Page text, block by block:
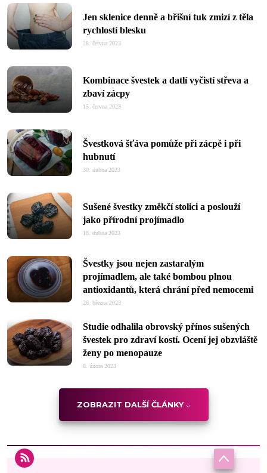
Jen sklenice denně a břišní tuk zmizí z těla
rychlostí blesku
28. června 2023
Kombinace švestek a datlí vyčistí střeva a
zbaví zácpy
15. června 2023
Švestková šťáva pomůže při zácpě i při
hubnutí
30. dubna 2023
Sušené švestky změkčí stolici a poslouží
jako přírodní projímadlo
18. dubna 2023
Švestky jsou nejen zastaralým
projímadlem, ale také bombou plnou
antioxidantů, která chrání před nemocemi
26. března 2023
Studie odhalila obrovský přínos sušených
švestek pro zdraví kostí. Ocení jej obzvláště
ženy po menopauze
8. února 2023
ZOBRAZIT DALŠÍ ČLÁNKY